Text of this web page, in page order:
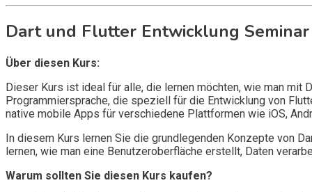
Dart und Flutter Entwicklung Seminar
Über diesen Kurs:
Dieser Kurs ist ideal für alle, die lernen möchten, wie man mit
Programmiersprache, die speziell für die Entwicklung von
native mobile Apps für verschiedene Plattformen wie iOS,
In diesem Kurs lernen Sie die grundlegenden Konzepte von
lernen, wie man eine Benutzeroberfläche erstellt, Daten
Warum sollten Sie diesen Kurs kaufen?